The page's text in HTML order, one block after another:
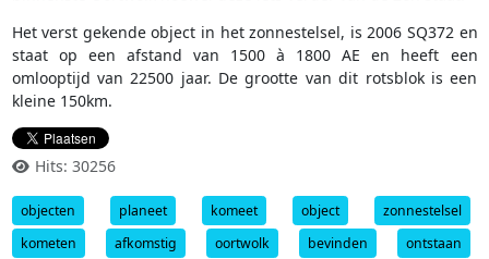
Het verst gekende object in het zonnestelsel, is 2006 SQ372 en
staat op een afstand van 1500 à 1800 AE en heeft een
omlooptijd van 22500 jaar. De grootte van dit rotsblok is een
kleine 150km.
Hits: 30256
objecten planeet komeet object
zonnestelsel
kometen
afkomstig oortwolk bevinden
ontstaan